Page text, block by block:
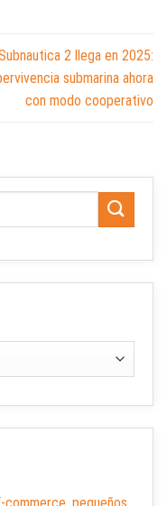
2 llega en 2025:
submarina ahora
con modo cooperativo
commerce, pequeños